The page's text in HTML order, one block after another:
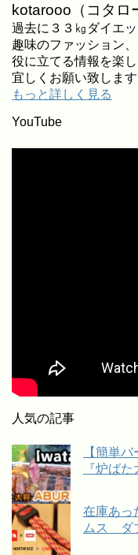
kotarooo（コタロ
過去に３３㎏ダイエッ
趣味のファッション
役に立てる情報を楽
宜しくお願い致します
もっと詳しく見る
YouTube
人気の記事
【簡単
『炉ばた
在庫あっ
ムス ダ